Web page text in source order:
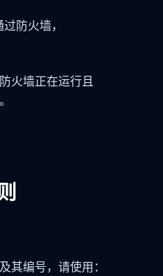
防火墙，
火墙正在运行且
其编号，请使用：